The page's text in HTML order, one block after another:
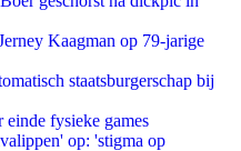
Kaagman op 79-jarige
staatsburgerschap bij
fysieke games
op: 'stigma op